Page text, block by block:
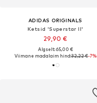
ADIDAS ORIGINALS
Ketsid 'Superstar II'
29,90 €
Algselt: 65,00 €
Viimane madalaim hind:32,22 €-7%